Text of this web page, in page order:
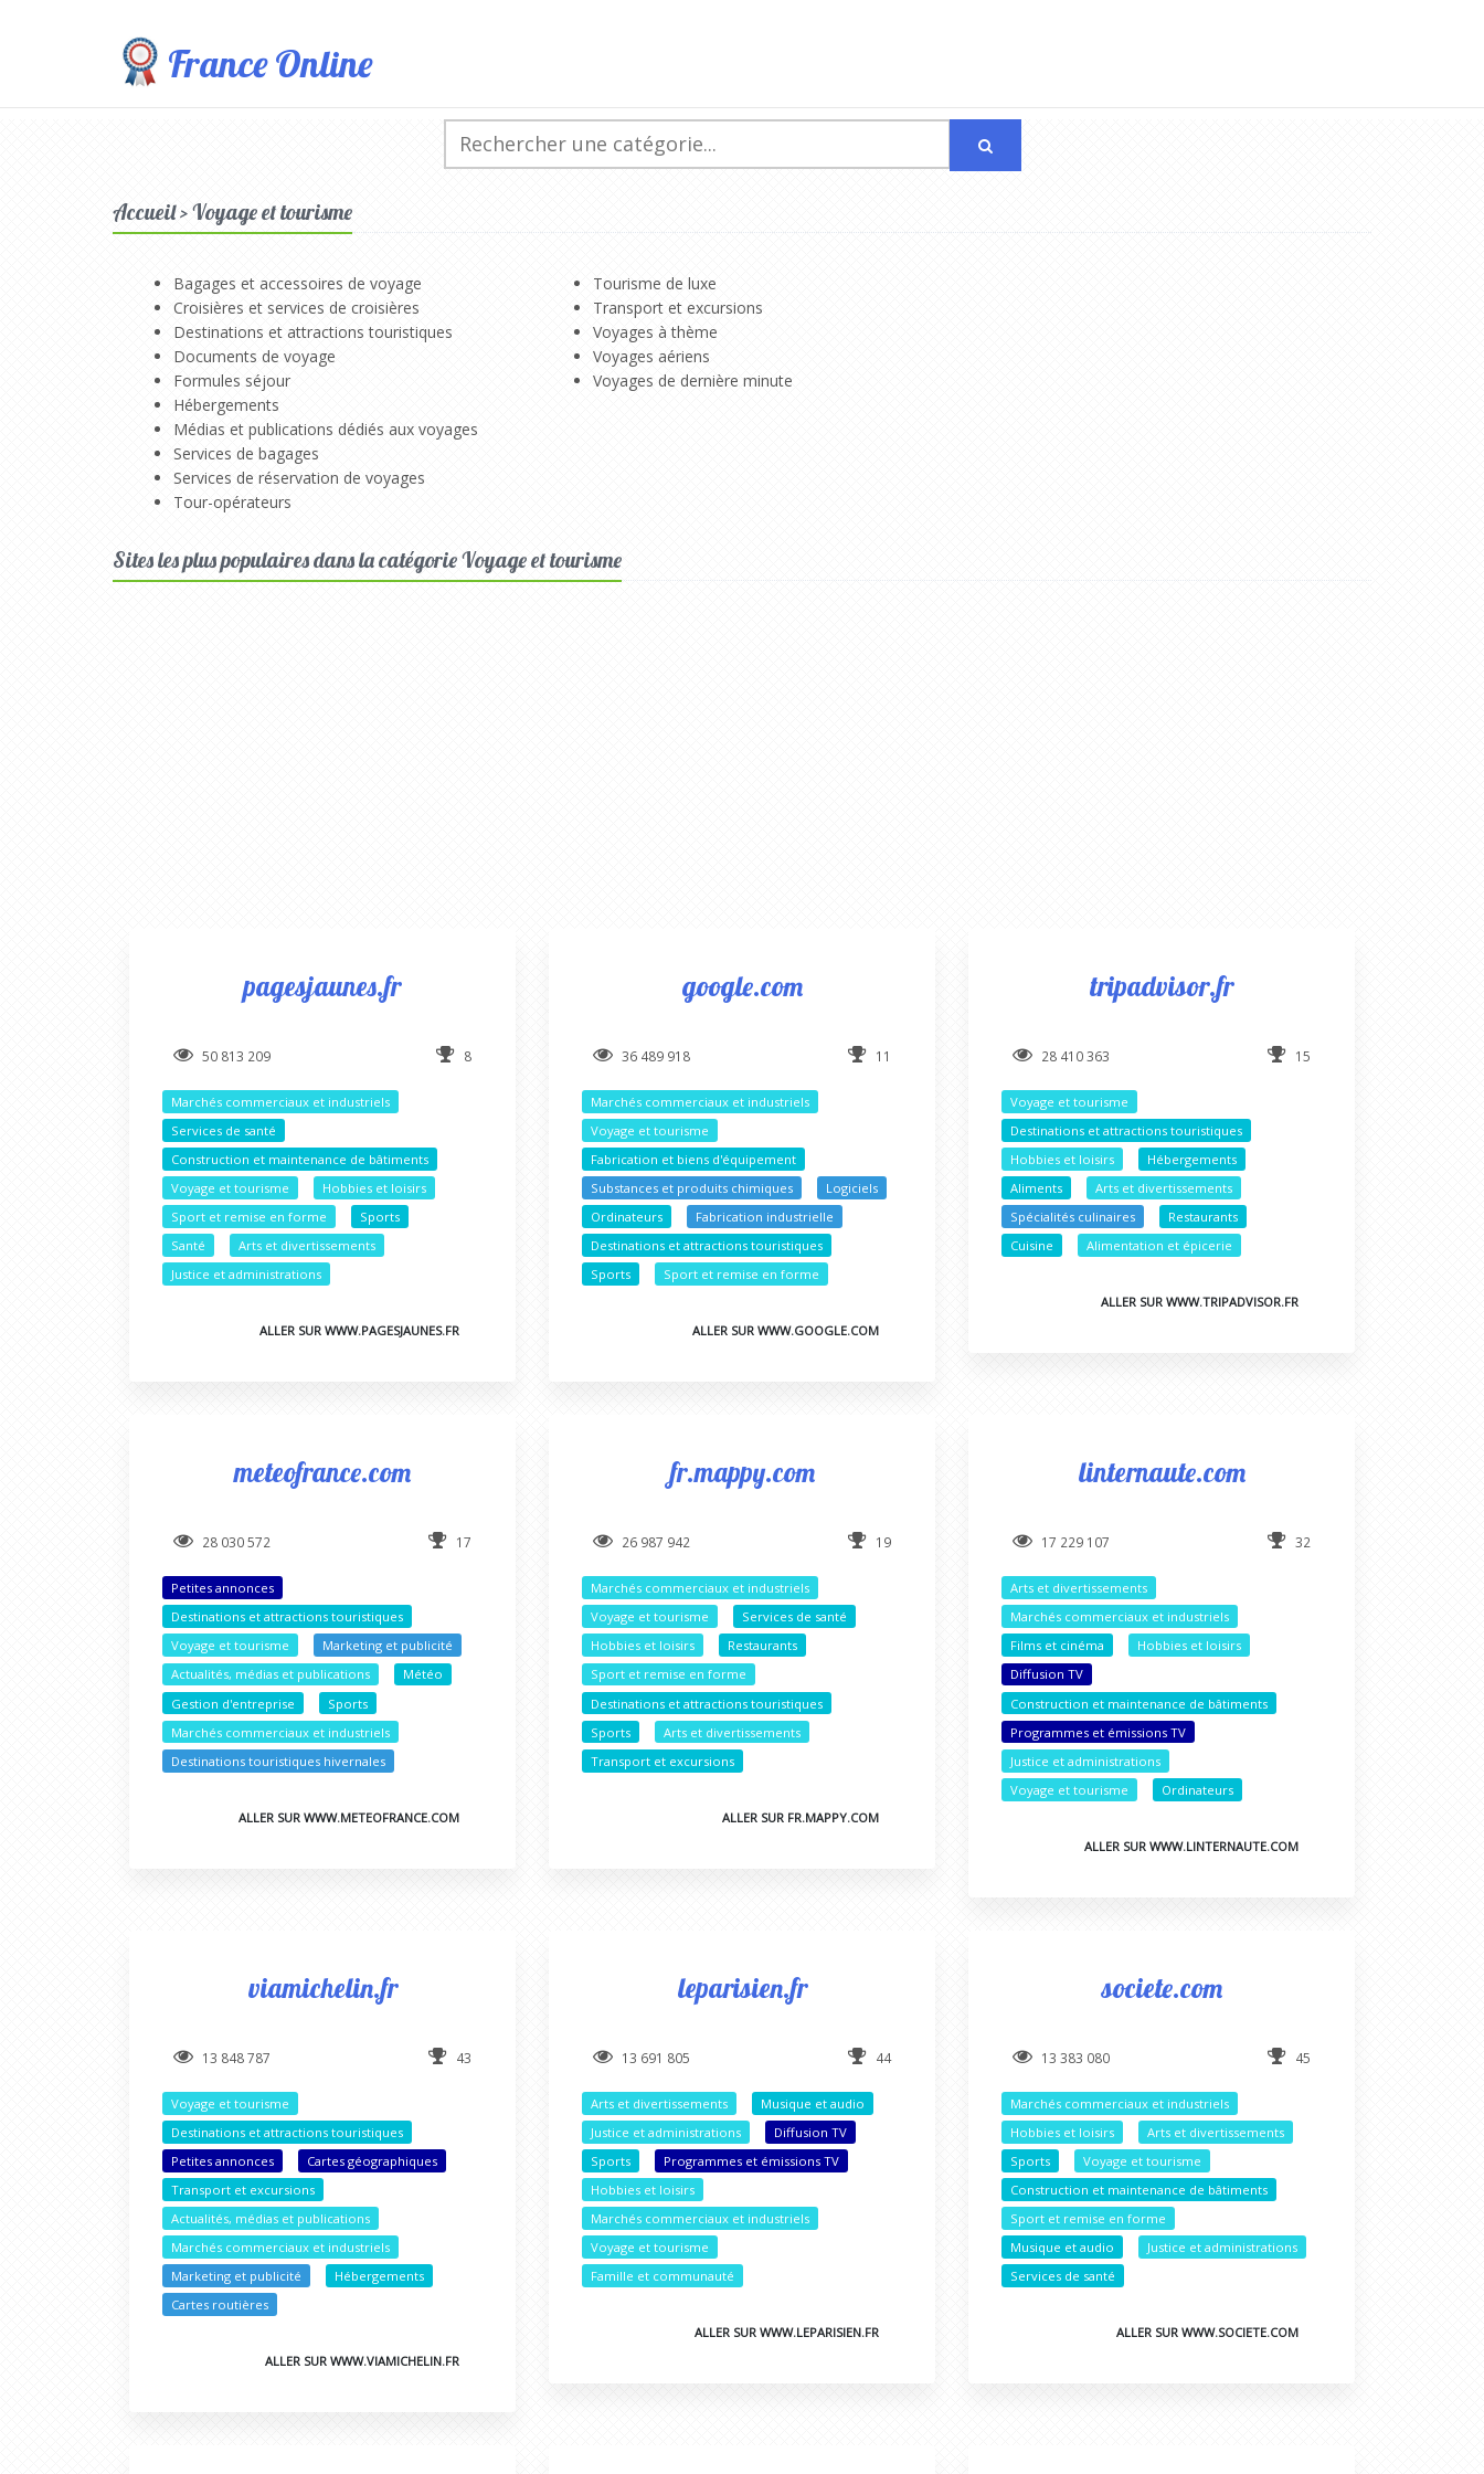
France Online
Accueil > Voyage et tourisme
Bagages et accessoires de voyage
Croisières et services de croisières
Destinations et attractions touristiques
Documents de voyage
Formules séjour
Hébergements
Médias et publications dédiés aux voyages
Services de bagages
Services de réservation de voyages
Tour-opérateurs
Tourisme de luxe
Transport et excursions
Voyages à thème
Voyages aériens
Voyages de dernière minute
Sites les plus populaires dans la catégorie Voyage et tourisme
pagesjaunes.fr
50 813 209 8
Marchés commerciaux et industriels
Services de santé
Construction et maintenance de bâtiments
Voyage et tourisme
Hobbies et loisirs
Sport et remise en forme
Sports
Santé
Arts et divertissements
Justice et administrations
ALLER SUR WWW.PAGESJAUNES.FR
google.com
36 489 918 11
Marchés commerciaux et industriels
Voyage et tourisme
Fabrication et biens d'équipement
Substances et produits chimiques
Logiciels
Ordinateurs
Fabrication industrielle
Destinations et attractions touristiques
Sports
Sport et remise en forme
ALLER SUR WWW.GOOGLE.COM
tripadvisor.fr
28 410 363 15
Voyage et tourisme
Destinations et attractions touristiques
Hobbies et loisirs
Hébergements
Aliments
Arts et divertissements
Spécialités culinaires
Restaurants
Cuisine
Alimentation et épicerie
ALLER SUR WWW.TRIPADVISOR.FR
meteofrance.com
28 030 572 17
Petites annonces
Destinations et attractions touristiques
Voyage et tourisme
Marketing et publicité
Actualités, médias et publications
Météo
Gestion d'entreprise
Sports
Marchés commerciaux et industriels
Destinations touristiques hivernales
ALLER SUR WWW.METEOFRANCE.COM
fr.mappy.com
26 987 942 19
Marchés commerciaux et industriels
Voyage et tourisme
Services de santé
Hobbies et loisirs
Restaurants
Sport et remise en forme
Destinations et attractions touristiques
Sports
Arts et divertissements
Transport et excursions
ALLER SUR FR.MAPPY.COM
linternaute.com
17 229 107 32
Arts et divertissements
Marchés commerciaux et industriels
Films et cinéma
Hobbies et loisirs
Diffusion TV
Construction et maintenance de bâtiments
Programmes et émissions TV
Justice et administrations
Voyage et tourisme
Ordinateurs
ALLER SUR WWW.LINTERNAUTE.COM
viamichelin.fr
13 848 787 43
Voyage et tourisme
Destinations et attractions touristiques
Petites annonces
Cartes géographiques
Transport et excursions
Actualités, médias et publications
Marchés commerciaux et industriels
Marketing et publicité
Hébergements
Cartes routières
ALLER SUR WWW.VIAMICHELIN.FR
leparisien.fr
13 691 805 44
Arts et divertissements
Musique et audio
Justice et administrations
Diffusion TV
Sports
Programmes et émissions TV
Hobbies et loisirs
Marchés commerciaux et industriels
Voyage et tourisme
Famille et communauté
ALLER SUR WWW.LEPARISIEN.FR
societe.com
13 383 080 45
Marchés commerciaux et industriels
Hobbies et loisirs
Arts et divertissements
Sports
Voyage et tourisme
Construction et maintenance de bâtiments
Sport et remise en forme
Musique et audio
Justice et administrations
Services de santé
ALLER SUR WWW.SOCIETE.COM